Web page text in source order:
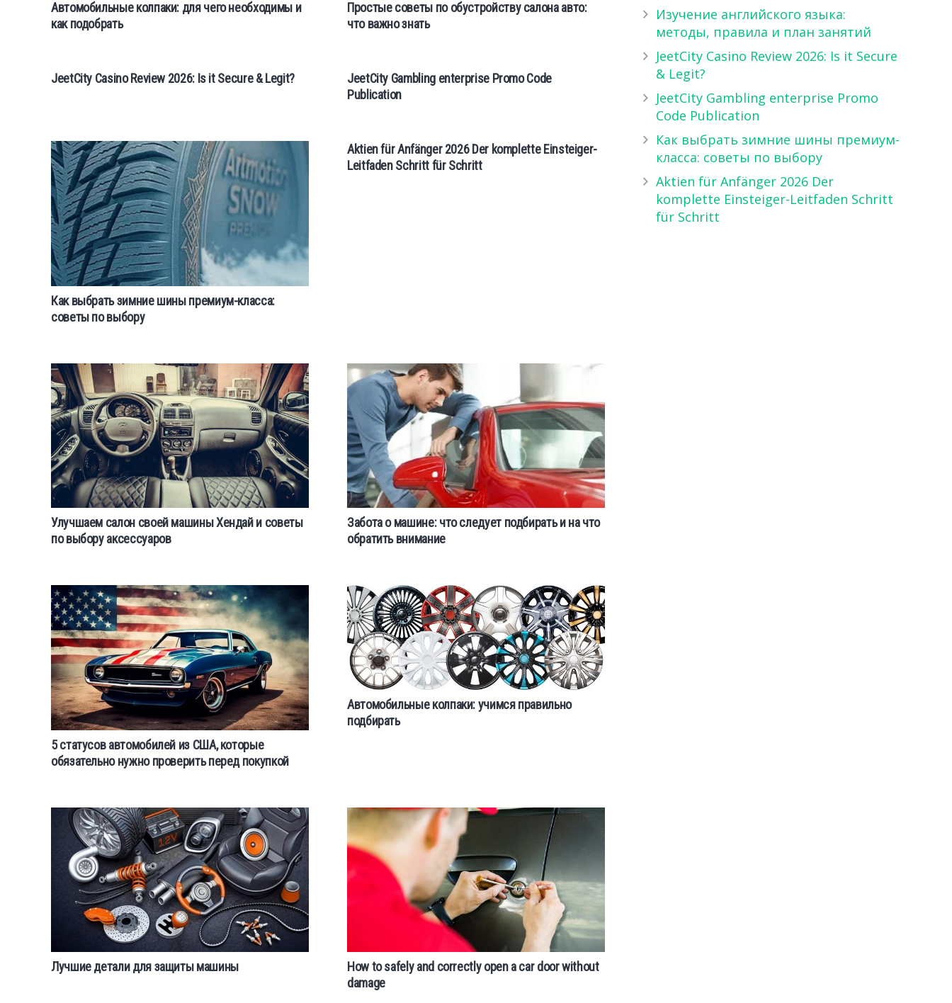
Автомобильные колпаки: для чего необходимы и
как подобрать
Простые советы по обустройству салона авто:
что важно знать
JeetCity Casino Review 2026: Is it Secure & Legit?
JeetCity Gambling enterprise Promo Code
Publication
Как выбрать зимние шины премиум-класса:
советы по выбору
Aktien für Anfänger 2026 Der komplette Einsteiger-
Leitfaden Schritt für Schritt
Улучшаем салон своей машины Хендай и советы
по выбору аксессуаров
Забота о машине: что следует подбирать и на что
обратить внимание
5 статусов автомобилей из США, которые
обязательно нужно проверить перед покупкой
Автомобильные колпаки: учимся правильно
подбирать
Лучшие детали для защиты машины
How to safely and correctly open a car door without
damage
Изучение английского языка:
методы, правила и план занятий
JeetCity Casino Review 2026: Is it Secure
& Legit?
JeetCity Gambling enterprise Promo
Code Publication
Как выбрать зимние шины премиум-
класса: советы по выбору
Aktien für Anfänger 2026 Der
komplette Einsteiger-Leitfaden Schritt
für Schritt